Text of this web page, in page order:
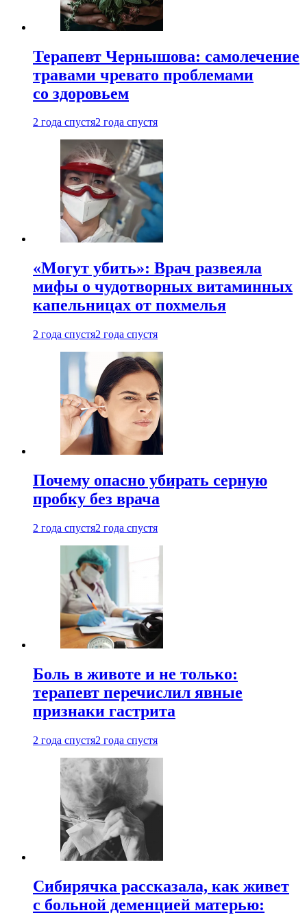
Терапевт Чернышова: самолечение
травами чревато проблемами
со здоровьем
2 года спустя2 года спустя
«Могут убить»: Врач развеяла
мифы о чудотворных витаминных
капельницах от похмелья
2 года спустя2 года спустя
Почему опасно убирать серную
пробку без врача
2 года спустя2 года спустя
Боль в животе и не только:
терапевт перечислил явные
признаки гастрита
2 года спустя2 года спустя
Сибирячка рассказала, как живет
с больной деменцией матерью: